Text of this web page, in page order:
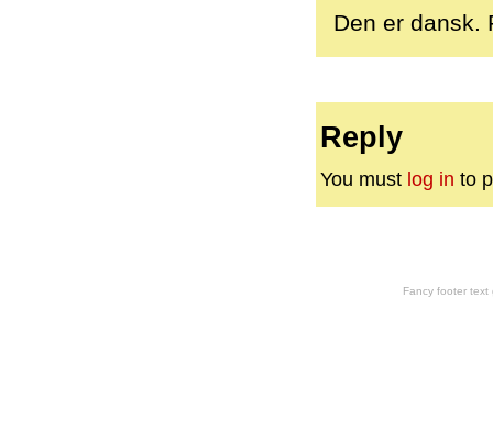
Den er dansk.
Reply
You must log in to
Fancy footer